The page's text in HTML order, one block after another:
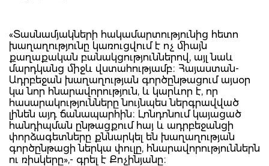
«Տասնամյակների հակամարտությունից հետո
խաղաղությունը կառուցվում է ոչ միայն
քաղաքական բանակցություններով, այլ նաև
մարդկանց միջև վստահությամբ։ Հայաստան-
Ադրբեջան խաղաղության գործընթացում այսօր
կա նոր հնարավորություն, և կարևոր է, որ
հասարակությունները նույնպես ներգրավված
լինեն այդ ճանապարհին։ Լոնդոնում կայացած
հանդիպման ընթացքում հայ և ադրբեջանցի
փորձագետները քննարկել են խաղաղության
գործընթացի ներկա փուլը, հնարավորություններն
ու ռիսկերը»,- գրել է Քոչինյանը։